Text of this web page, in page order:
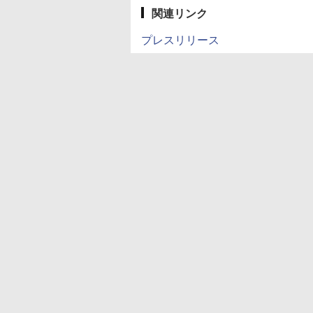
関連リンク
プレスリリース